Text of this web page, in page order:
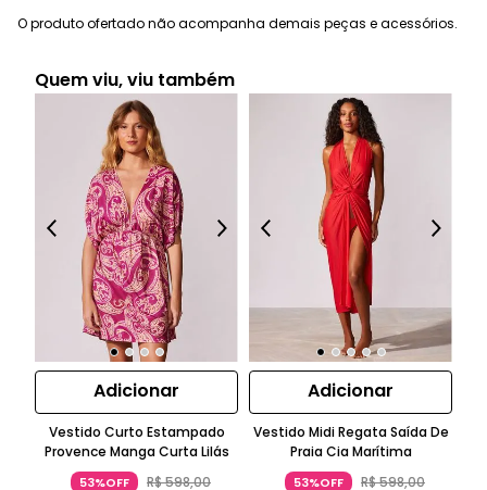
O produto ofertado não acompanha demais peças e acessórios.
Quem viu, viu também
Adicionar
Vestido Curto Estampado
Provence Manga Curta Lilás
53%OFF R$598,00
Adicionar
Vestido Midi Regata Saída De
Praia Cia Marítima
53%OFF R$598,00